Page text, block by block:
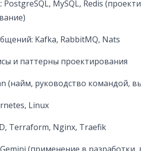
MySQL, Redis
Kafka, RabbitMQ, Nats
и паттерны проектирования
(найм, руководство командой,
Linux
Terraform, Nginx, Traefik